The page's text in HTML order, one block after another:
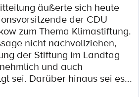
äußerte sich heute
der CDU
zum Thema Klimastiftung.
nicht nachvollziehen,
der Stiftung im Landtag
und auch
sei. Darüber hinaus sei es...